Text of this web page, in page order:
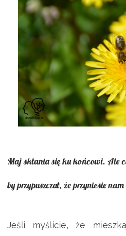
Maj skłania się ku końcowi. Ale
by przypuszczał, że przyniesie
Jeśli myślicie, że